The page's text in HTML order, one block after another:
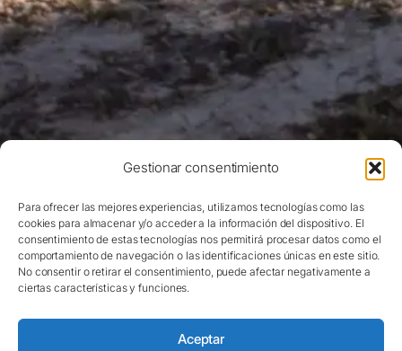
Gestionar consentimiento
Para ofrecer las mejores experiencias, utilizamos tecnologías como las
cookies para almacenar y/o acceder a la información del dispositivo. El
consentimiento de estas tecnologías nos permitirá procesar datos como el
comportamiento de navegación o las identificaciones únicas en este sitio.
No consentir o retirar el consentimiento, puede afectar negativamente a
ciertas características y funciones.
Aceptar